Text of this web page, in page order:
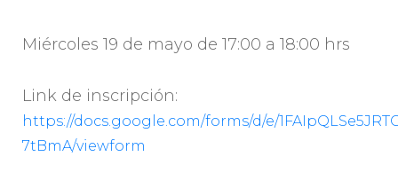
Miércoles 19 de mayo de 17:00 a 18:00 hrs
Link de inscripción:
https://docs.google.com/forms/d/e/
7tBmA/viewform